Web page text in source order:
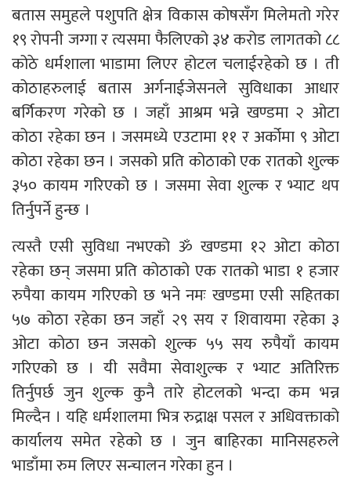
बतास समुहले पशुपति क्षेत्र विकास कोषसँग मिलेमतो गरेर
१९ रोपनी जग्गा र त्यसमा फैलिएको ३४ करोड लागतको ८८
कोठे धर्मशाला भाडामा लिएर होटल चलाईरहेको छ । ती
कोठाहरुलाई बतास अर्गनाईजेसनले सुविधाका आधार
बर्गिकरण गरेको छ । जहाँ आश्रम भन्ने खण्डमा २ ओटा
कोठा रहेका छन । जसमध्ये एउटामा ११ र अर्कोमा ९ ओटा
कोठा रहेका छन । जसको प्रति कोठाको एक रातको शुल्क
३५० कायम गरिएको छ । जसमा सेवा शुल्क र भ्याट थप
तिर्नुपर्ने हुन्छ ।
त्यस्तै एसी सुविधा नभएको ॐ खण्डमा १२ ओटा कोठा
रहेका छन् जसमा प्रति कोठाको एक रातको भाडा १ हजार
रुपैया कायम गरिएको छ भने नमः खण्डमा एसी सहितका
५७ कोठा रहेका छन जहाँ २९ सय र शिवायमा रहेका ३
ओटा कोठा छन जसको शुल्क ५५ सय रुपैयाँ कायम
गरिएको छ । यी सवैमा सेवाशुल्क र भ्याट अतिरिक्त
तिर्नुपर्छ जुन शुल्क कुनै तारे होटलको भन्दा कम भन्न
मिल्दैन । यहि धर्मशालमा भित्र रुद्राक्ष पसल र अधिवक्ताको
कार्यालय समेत रहेको छ । जुन बाहिरका मानिसहरुले
भाडाँमा रुम लिएर सन्चालन गरेका हुन ।